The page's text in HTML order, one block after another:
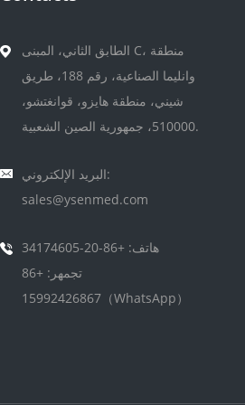
الطابق الثاني، المبنى C، منطقة
وانليما الصناعية، رقم 188، طريق
شيني، منطقة هايزو، قوانغتشو،
510000، جمهورية الصين الشعبية.
البريد الإلكتروني:
sales@ysenmed.com
هاتف: +86-20-34174605
تجمهر: +86
15992426867（WhatsApp）